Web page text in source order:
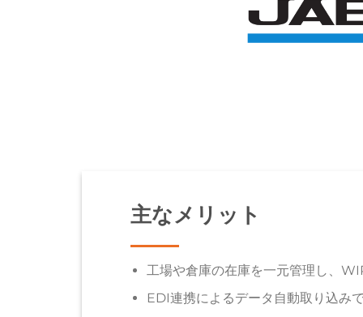
主なメリット
工場や倉庫の在庫を一元管理し、
EDI連携によるデータ自動取り込み